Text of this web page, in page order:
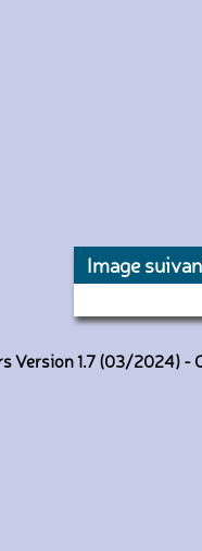
Image
Version 1.7 (03/2024) -